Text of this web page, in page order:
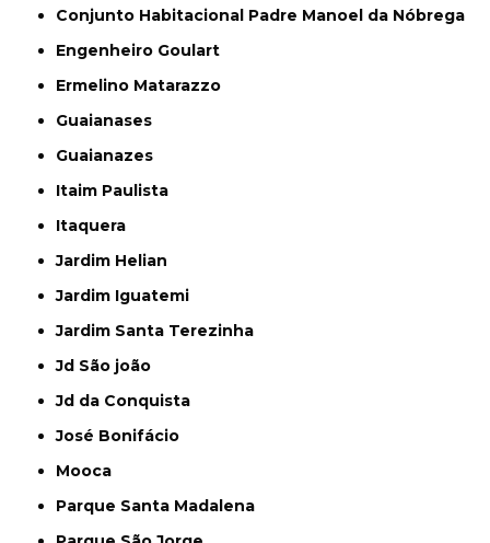
Conjunto Habitacional Padre Manoel da Nóbrega
Engenheiro Goulart
Ermelino Matarazzo
Guaianases
Guaianazes
Itaim Paulista
Itaquera
Jardim Helian
Jardim Iguatemi
Jardim Santa Terezinha
Jd São joão
Jd da Conquista
José Bonifácio
Mooca
Parque Santa Madalena